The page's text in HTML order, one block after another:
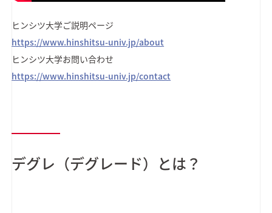
ヒンシツ大学ご説明ページ
https://www.hinshitsu-univ.jp/about
ヒンシツ大学お問い合わせ
https://www.hinshitsu-univ.jp/contact
デグレ（デグレード）とは？